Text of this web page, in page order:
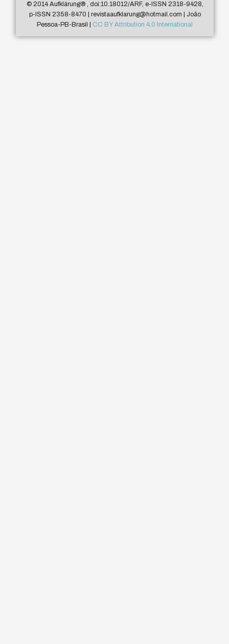
© 2014 Aufklärung®, doi:10.18012/ARF, e-ISSN 2318-9428,
p-ISSN 2358-8470 | revistaaufklarung@hotmail.com | João
Pessoa-PB-Brasil | CC BY Attribution 4.0 International